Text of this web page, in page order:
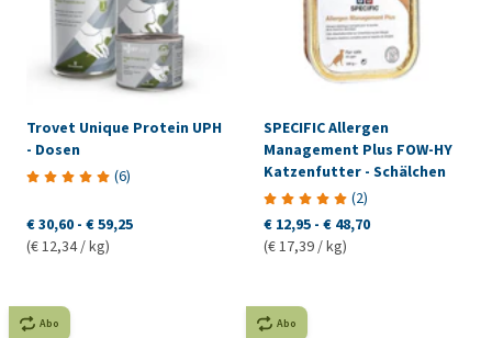
Trovet Unique Protein UPH
- Dosen
(6)
€ 30,60 - € 59,25
(€ 12,34 / kg)
SPECIFIC Allergen
Management Plus FOW-HY
Katzenfutter - Schälchen
(2)
€ 12,95 - € 48,70
(€ 17,39 / kg)
Abo Abo